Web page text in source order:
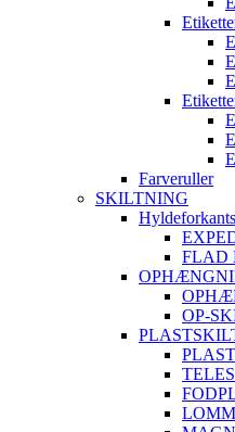
Farveruller
SKILTNING
FLAD
OP-